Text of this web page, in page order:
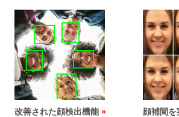
改善された顔検出機能 顔補間